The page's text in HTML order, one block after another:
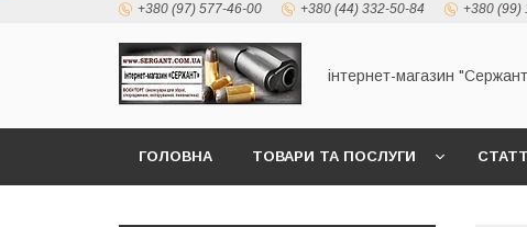
+380 (97) 577-46-00 +380 (44) 332-50-84 +380 (99)
інтернет-магазин
ГОЛОВНА ТОВАРИ ТА ПОСЛУГИ